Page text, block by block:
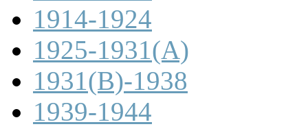
1914-1924
1925-1931(A)
1931(B)-1938
1939-1944